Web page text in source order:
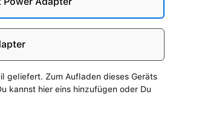
geliefert. Zum Aufladen dieses Geräts
kannst hier eins hinzufügen oder Du